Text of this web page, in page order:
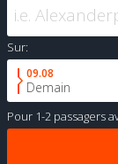
Sur:
09.08
Demain
Pour 1-2 passagers